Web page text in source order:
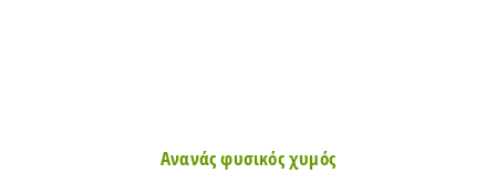
Ανανάς φυσικός χυμός